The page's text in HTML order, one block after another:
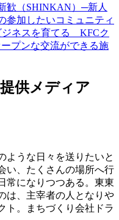
歓（SHINKAN）─新人
加したいコミュニティ
ジネスを育てる KFCク
プンな交流ができる施
供メディア
ような日々を送りたいと
い、たくさんの場所へ行
常になりつつある。東東
は、主宰者の人となりや
ト。まちづくり会社ドラ